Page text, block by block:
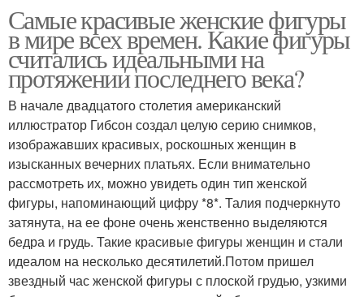
Самые красивые женские фигуры
в мире всех времен. Какие фигуры
считались идеальными на
протяжении последнего века?
В начале двадцатого столетия американский
иллюстратор Гибсон создал целую серию снимков,
изображавших красивых, роскошных женщин в
изысканных вечерних платьях. Если внимательно
рассмотреть их, можно увидеть один тип женской
фигуры, напоминающий цифру *8*. Талия подчеркнуто
затянута, на ее фоне очень женственно выделяются
бедра и грудь. Такие красивые фигуры женщин и стали
идеалом на несколько десятилетий.Потом пришел
звездный час женской фигуры с плоской грудью, узкими